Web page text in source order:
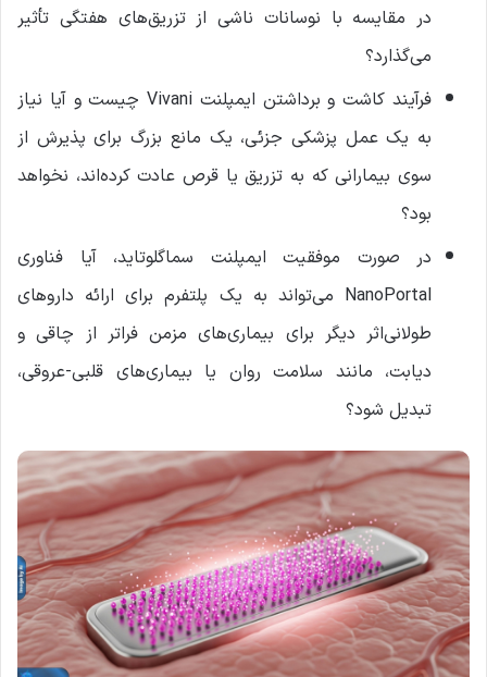
در مقایسه با نوسانات ناشی از تزریق‌های هفتگی تأثیر
می‌گذارد؟
فرآیند کاشت و برداشتن ایمپلنت Vivani چیست و آیا نیاز
به یک عمل پزشکی جزئی، یک مانع بزرگ برای پذیرش از
سوی بیمارانی که به تزریق یا قرص عادت کرده‌اند، نخواهد
بود؟
در صورت موفقیت ایمپلنت سماگلوتاید، آیا فناوری
NanoPortal می‌تواند به یک پلتفرم برای ارائه داروهای
طولانی‌اثر دیگر برای بیماری‌های مزمن فراتر از چاقی و
دیابت، مانند سلامت روان یا بیماری‌های قلبی-عروقی،
تبدیل شود؟